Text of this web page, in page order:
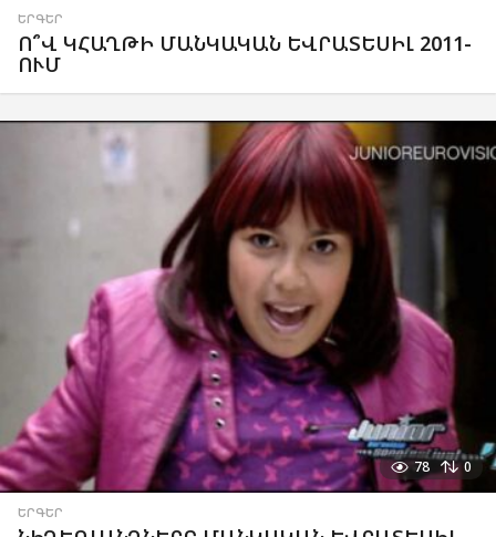
ԵՐԳԵՐ
Ո՞Վ ԿՀԱՂԹԻ ՄԱՆԿԱԿԱՆ ԵՎՐԱՏԵՍԻԼ 2011-
ՈՒՄ
78 0
ԵՐԳԵՐ